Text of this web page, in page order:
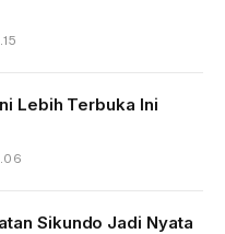
Lebih Terbuka Ini
Sikundo Jadi Nyata